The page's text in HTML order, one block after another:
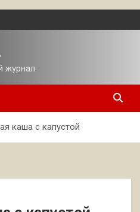
журнал.
каша с капустой